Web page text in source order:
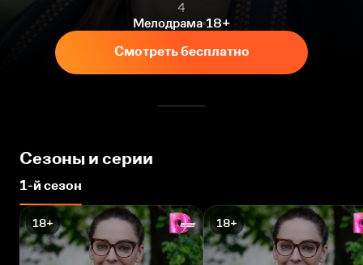
4
Мелодрама 18+
Смотреть бесплатно
Сезоны и серии
1-й сезон
18+ 18+